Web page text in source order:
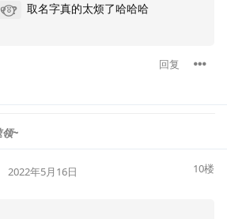
取名字真的太烦了哈哈哈
回复
~
2022年5月16日 10楼